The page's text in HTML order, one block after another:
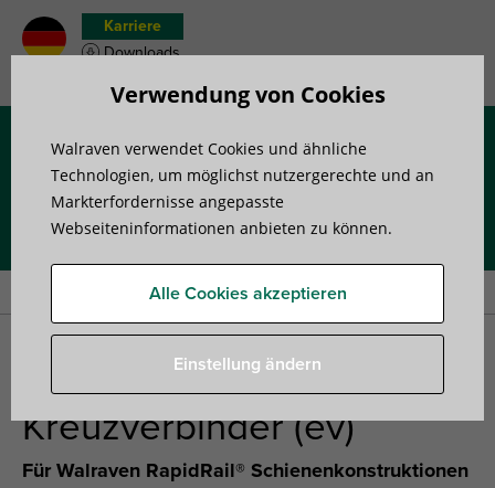
Karriere
Downloads
Walraven RapidRail®
Kreuzverbinder (ev)
Für Walraven RapidRail® Schienenkonstruktionen
Verwendung von Cookies
Walraven verwendet Cookies und ähnliche
Technologien, um möglichst nutzergerechte und an
Markterfordernisse angepasste
Webseiteninformationen anbieten zu können.
Alle Cookies akzeptieren
Einstellung ändern